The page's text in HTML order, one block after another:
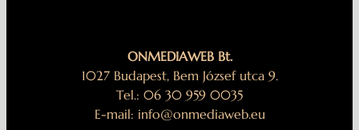
ONMEDIAWEB Bt.
1027 Budapest, Bem József utca 9.
Tel.: 06 30 959 0035
E-mail: info@onmediaweb.eu